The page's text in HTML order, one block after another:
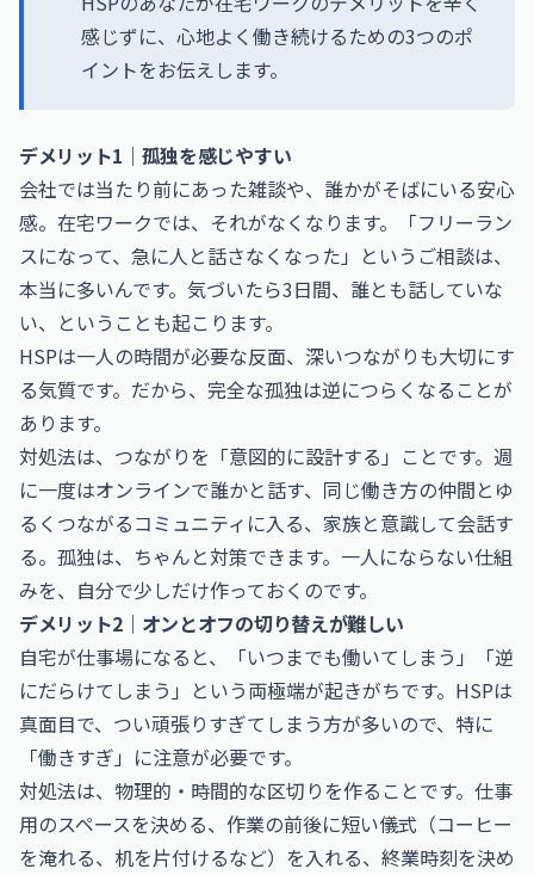
感じずに、心地よく働き続けるための3つのポ
イントをお伝えします。
デメリット1｜孤独を感じやすい
会社では当たり前にあった雑談や、誰かがそばにいる安心
感。在宅ワークでは、それがなくなります。「フリーラン
スになって、急に人と話さなくなった」というご相談は、
本当に多いんです。気づいたら3日間、誰とも話していな
い、ということも起こります。
HSPは一人の時間が必要な反面、深いつながりも大切にす
る気質です。だから、完全な孤独は逆につらくなることが
あります。
対処法は、つながりを「意図的に設計する」ことです。週
に一度はオンラインで誰かと話す、同じ働き方の仲間とゆ
るくつながるコミュニティに入る、家族と意識して会話す
る。孤独は、ちゃんと対策できます。一人にならない仕組
みを、自分で少しだけ作っておくのです。
デメリット2｜オンとオフの切り替えが難しい
自宅が仕事場になると、「いつまでも働いてしまう」「逆
にだらけてしまう」という両極端が起きがちです。HSPは
真面目で、つい頑張りすぎてしまう方が多いので、特に
「働きすぎ」に注意が必要です。
対処法は、物理的・時間的な区切りを作ることです。仕事
用のスペースを決める、作業の前後に短い儀式（コーヒー
を淹れる、机を片付けるなど）を入れる、終業時刻を決め